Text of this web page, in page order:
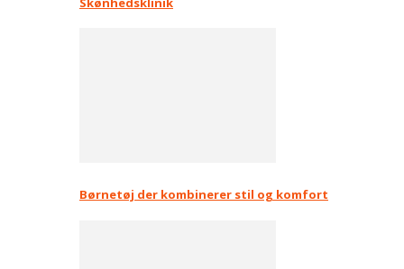
Børnetøj der kombinerer stil og komfort